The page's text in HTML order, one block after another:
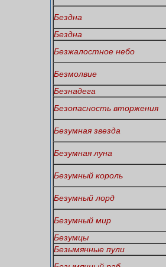
Бездна
Бездна
Безжалостное небо
Безмолвие
Безнадега
Безопасность вторжения
Безумная звезда
Безумная луна
Безумный король
Безумный лорд
Безумный мир
Безумцы
Безымянные пули